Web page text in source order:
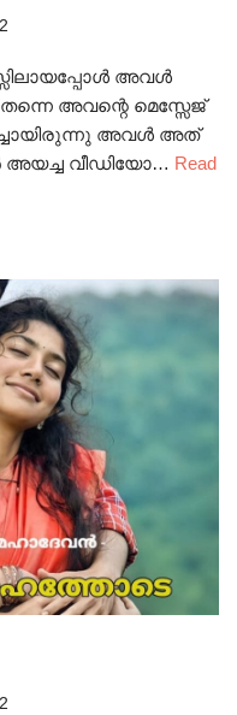
അവൾ
അവന്റെ മെസ്സേജ്
അവൾ അത്
വീഡിയോ… Read